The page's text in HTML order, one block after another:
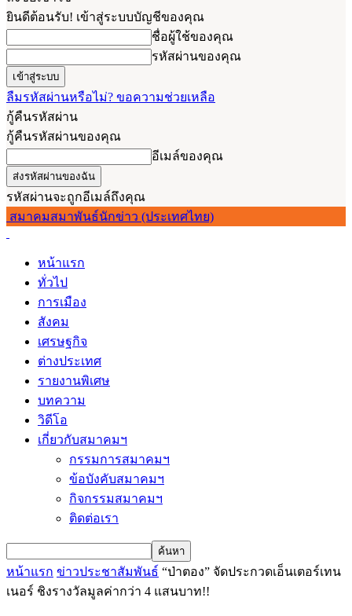
ยินดีต้อนรับ! เข้าสู่ระบบบัญชีของคุณ
ชื่อผู้ใช้ของคุณ
รหัสผ่านของคุณ
ลืมรหัสผ่านหรือไม่? ขอความช่วยเหลือ
กู้คืนรหัสผ่าน
กู้คืนรหัสผ่านของคุณ
อีเมล์ของคุณ
รหัสผ่านจะถูกอีเมล์ถึงคุณ
สมาคมสมาพันธ์นักข่าว (ประเทศไทย)
หน้าแรก
ทั่วไป
การเมือง
สังคม
เศรษฐกิจ
ต่างประเทศ
รายงานพิเศษ
บทความ
วิดีโอ
เกี่ยวกับสมาคมฯ
กรรมการสมาคมฯ
ข้อบังคับสมาคมฯ
กิจกรรมสมาคมฯ
ติดต่อเรา
หน้าแรก ข่าวประชาสัมพันธ์ “ป่าตอง” จัดประกวดเอ็นเตอร์เทน
เนอร์ ชิงรางวัลมูลค่ากว่า 4 แสนบาท!!